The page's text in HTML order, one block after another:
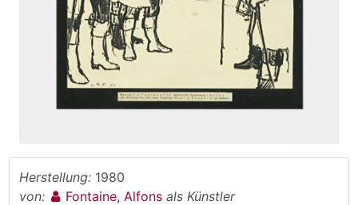
Herstellung: 1980
von:
Fontaine, Alfons als Künstler